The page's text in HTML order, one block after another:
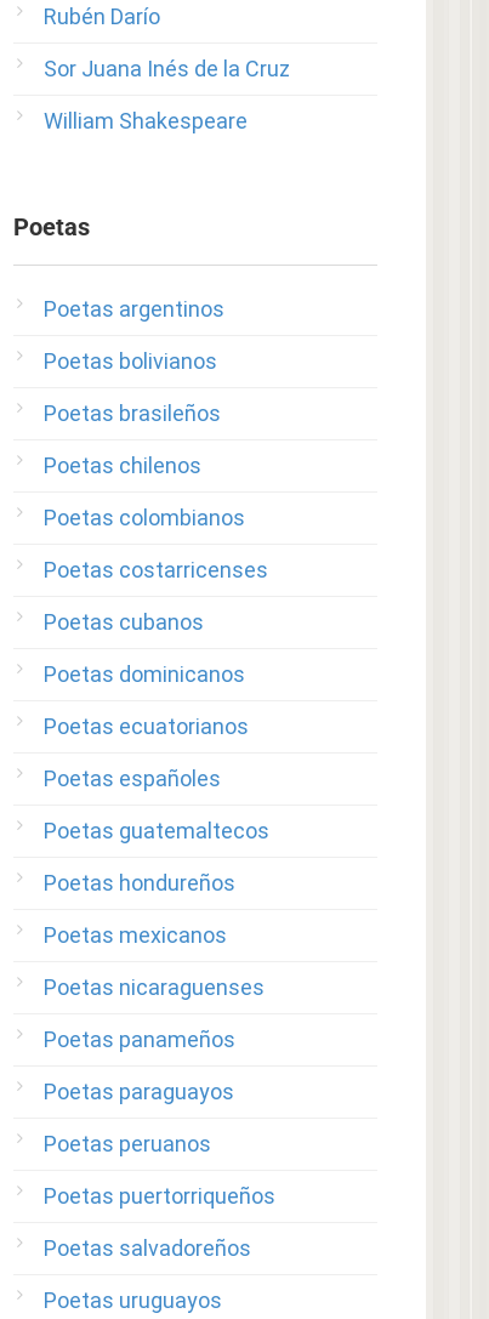
Rubén Darío
Sor Juana Inés de la Cruz
William Shakespeare
Poetas
Poetas argentinos
Poetas bolivianos
Poetas brasileños
Poetas chilenos
Poetas colombianos
Poetas costarricenses
Poetas cubanos
Poetas dominicanos
Poetas ecuatorianos
Poetas españoles
Poetas guatemaltecos
Poetas hondureños
Poetas mexicanos
Poetas nicaraguenses
Poetas panameños
Poetas paraguayos
Poetas peruanos
Poetas puertorriqueños
Poetas salvadoreños
Poetas uruguayos